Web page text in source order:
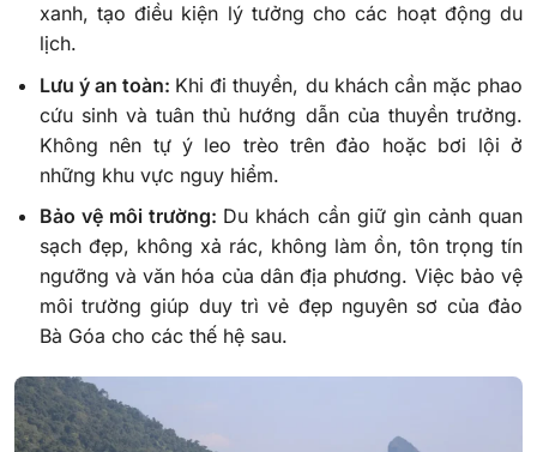
xanh, tạo điều kiện lý tưởng cho các hoạt động du
lịch.
Lưu ý an toàn: Khi đi thuyền, du khách cần mặc phao
cứu sinh và tuân thủ hướng dẫn của thuyền trưởng.
Không nên tự ý leo trèo trên đảo hoặc bơi lội ở
những khu vực nguy hiểm.
Bảo vệ môi trường: Du khách cần giữ gìn cảnh quan
sạch đẹp, không xả rác, không làm ồn, tôn trọng tín
ngưỡng và văn hóa của dân địa phương. Việc bảo vệ
môi trường giúp duy trì vẻ đẹp nguyên sơ của đảo
Bà Góa cho các thế hệ sau.